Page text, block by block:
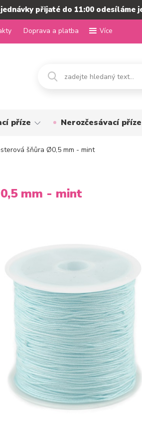
přijaté do 11:00 odesíláme
Doprava a platba Více
příze Nerozčesávací
šňůra Ø0,5 mm - mint
mm - mint